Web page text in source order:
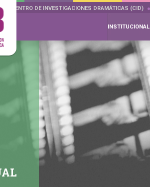
CENTRO DE INVESTIGACIONES DRAMÁTICAS (CID)
INSTITUCIONAL